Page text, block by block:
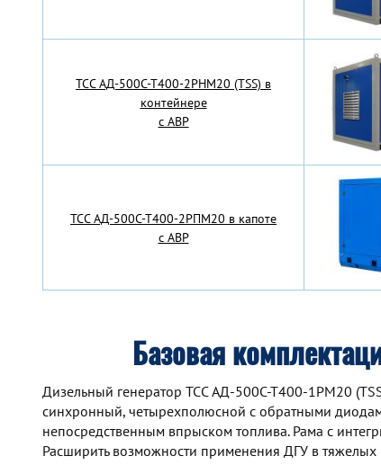
TCC АД-500С-Т400-2РНМ20 (TSS) в
контейнере
с АВР
TCC АД-500С-Т400-2РПМ20 в капоте
с АВР
Базовая
Дизельный генератор TCC АД-500С-Т400-1РМ20
синхронный, четырехполюсной с обратными
непосредственным впрыском топлива. Рама с
Расширить возможности применения ДГУ в